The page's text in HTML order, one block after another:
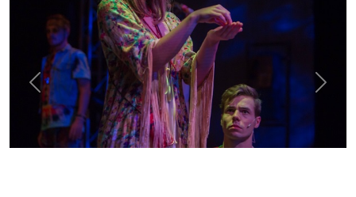
Previous Next